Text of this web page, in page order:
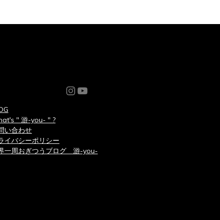
Instagram
YouTube
" 游-you- " ?
い合わせ
イバシーポリシー
一周おぎつうブログ 游-you-